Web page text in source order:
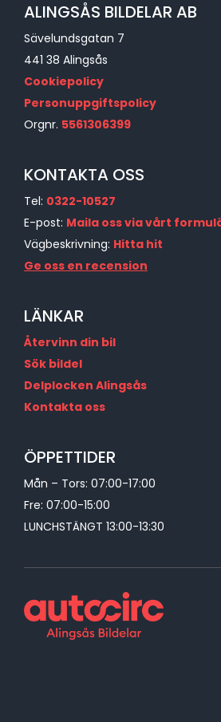
ALINGSÅS BILDELAR AB
Sävelundsgatan 7
441 38 Alingsås
Cookiepolicy
Personuppgiftspolicy
Orgnr. 5561306399
KONTAKTA OSS
Tel: 0322-10527
E-post: Maila oss via vårt
Vägbeskrivning: Hitta hit
Ge oss en recension
LÄNKAR
Återvinn din bil
Sök bildel
Delplocken Alingsås
Kontakta oss
ÖPPETTIDER
Mån – Tors: 07:00-17:00
Fre: 07:00-15:00
LUNCHSTÄNGT 13:00-13:30